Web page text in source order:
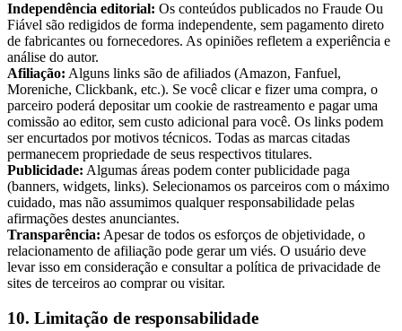
Independência editorial: Os conteúdos publicados no Fraude Ou
Fiável são redigidos de forma independente, sem pagamento direto
de fabricantes ou fornecedores. As opiniões refletem a experiência e
análise do autor.
Afiliação: Alguns links são de afiliados (Amazon, Fanfuel,
Moreniche, Clickbank, etc.). Se você clicar e fizer uma compra, o
parceiro poderá depositar um cookie de rastreamento e pagar uma
comissão ao editor, sem custo adicional para você. Os links podem
ser encurtados por motivos técnicos. Todas as marcas citadas
permanecem propriedade de seus respectivos titulares.
Publicidade: Algumas áreas podem conter publicidade paga
(banners, widgets, links). Selecionamos os parceiros com o máximo
cuidado, mas não assumimos qualquer responsabilidade pelas
afirmações destes anunciantes.
Transparência: Apesar de todos os esforços de objetividade, o
relacionamento de afiliação pode gerar um viés. O usuário deve
levar isso em consideração e consultar a política de privacidade de
sites de terceiros ao comprar ou visitar.
10. Limitação de responsabilidade